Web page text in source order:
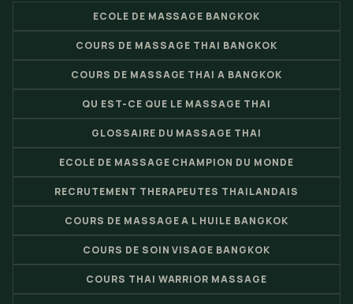
ECOLE DE MASSAGE BANGKOK
COURS DE MASSAGE THAI BANGKOK
COURS DE MASSAGE THAI A BANGKOK
QU EST-CE QUE LE MASSAGE THAI
GLOSSAIRE DU MASSAGE THAI
ECOLE DE MASSAGE CHAMPION DU MONDE
RECRUTEMENT THERAPEUTES THAILANDAIS
COURS DE MASSAGE A L HUILE BANGKOK
COURS DE SOIN VISAGE BANGKOK
COURS THAI WARRIOR MASSAGE